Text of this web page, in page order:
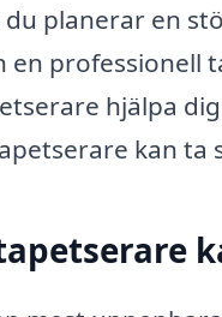
planerar en
en
hjälpa
kan ta